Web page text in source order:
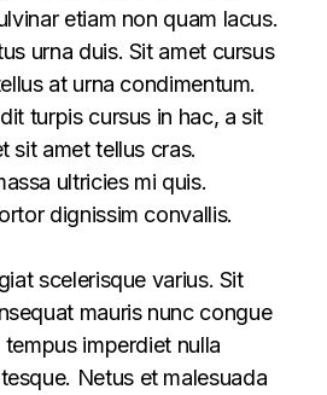
etiam non quam lacus.
urna duis. Sit amet cursus
at urna condimentum.
turpis cursus in hac, a sit
sit amet tellus cras.
ultricies mi quis.
dignissim convallis.
scelerisque varius. Sit
mauris nunc congue
imperdiet nulla
Netus et malesuada